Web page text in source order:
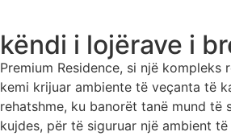
këndi i lojërave i
Premium Residence, si një
kemi krijuar ambiente të veçanta të
rehatshme, ku banorët tanë mund
kujdes, për të siguruar një ambient